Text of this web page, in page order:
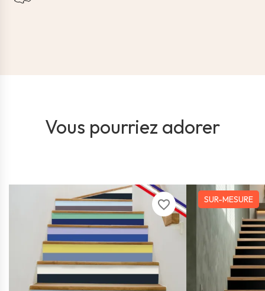
Vous pourriez adorer
favorite_border SUR-MESURE